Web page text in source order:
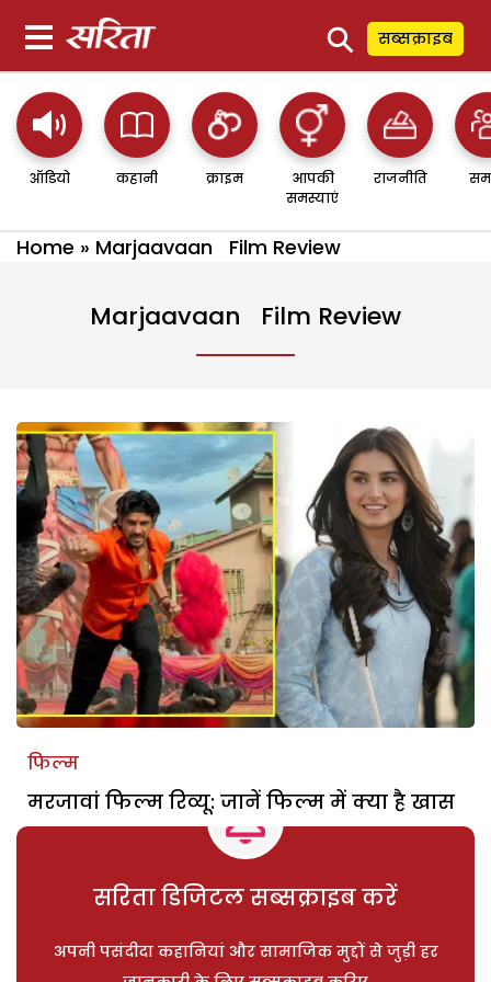
⚲ सब्सक्राइब
ऑडियो कहानी क्राइम
आपकी
समस्याएं
राजनीति
Home » Marjaavaan Film Review
Marjaavaan Film Review
फिल्म
मरजावां फिल्म रिव्यू: जानें फिल्म में क्या है खास
सरिता डिजिटल सब्सक्राइब करें
अपनी पसंदीदा कहानियां और सामाजिक मुद्दों से जुड़ी हर